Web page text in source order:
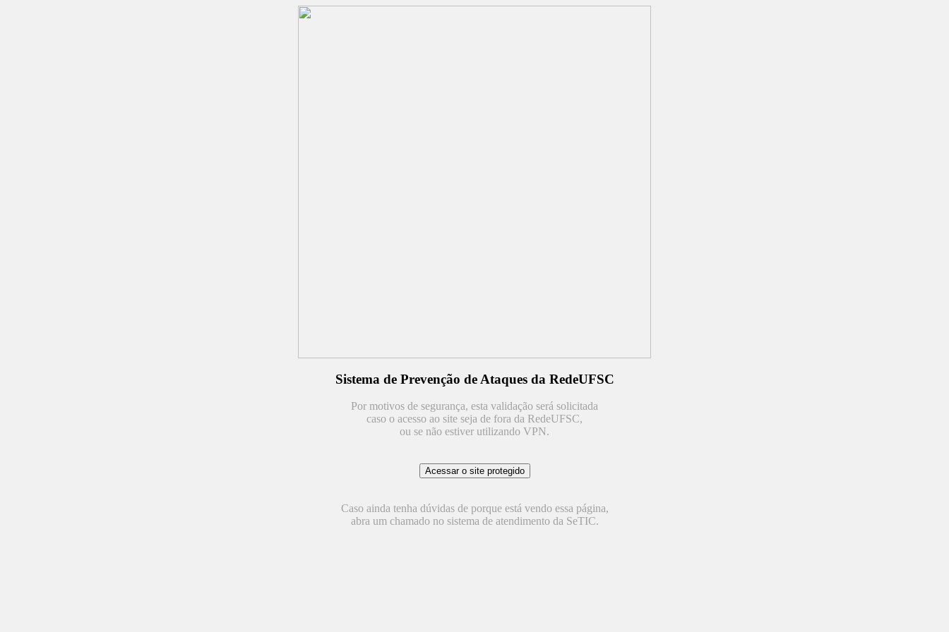
Sistema de Prevenção de Ataques da RedeUFSC
Por motivos de segurança, esta validação será solicitada
caso o acesso ao site seja de fora da RedeUFSC,
ou se não estiver utilizando VPN.
Caso ainda tenha dúvidas de porque está vendo essa página,
abra um chamado no sistema de atendimento da SeTIC.